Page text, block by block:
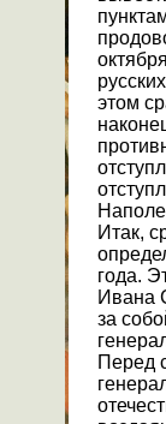
этом
Итак,
года.
Ивана
за
Перед